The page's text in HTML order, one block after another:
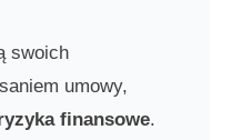
swoich
umowy,
finansowe.